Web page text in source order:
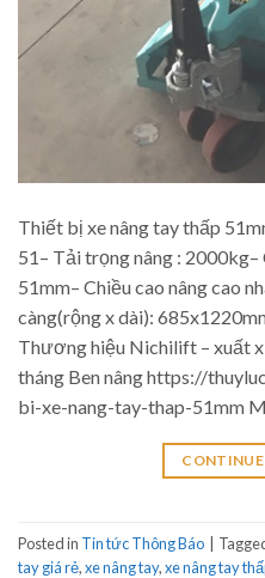
Thiết bị xe nâng tay thấp
51– Tải trọng nâng : 2000kg–
51mm– Chiều cao nâng cao
càng(rộng x dài):
Thương hiệu Nichilift – xuất
tháng Ben nâng https://
bi-xe-nang-tay-thap-51mm
Posted in Tin tức Thông Báo
tay giá rẻ,xe nâng tay,xe nâng tay